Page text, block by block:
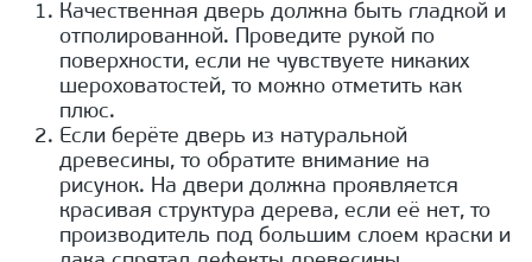
Качественная дверь должна быть гладкой и
отполированной. Проведите рукой по
поверхности, если не чувствуете никаких
шероховатостей, то можно отметить как
плюс.
Если берёте дверь из натуральной
древесины, то обратите внимание на
рисунок. На двери должна проявляется
красивая структура дерева, если её нет, то
производитель под большим слоем краски и